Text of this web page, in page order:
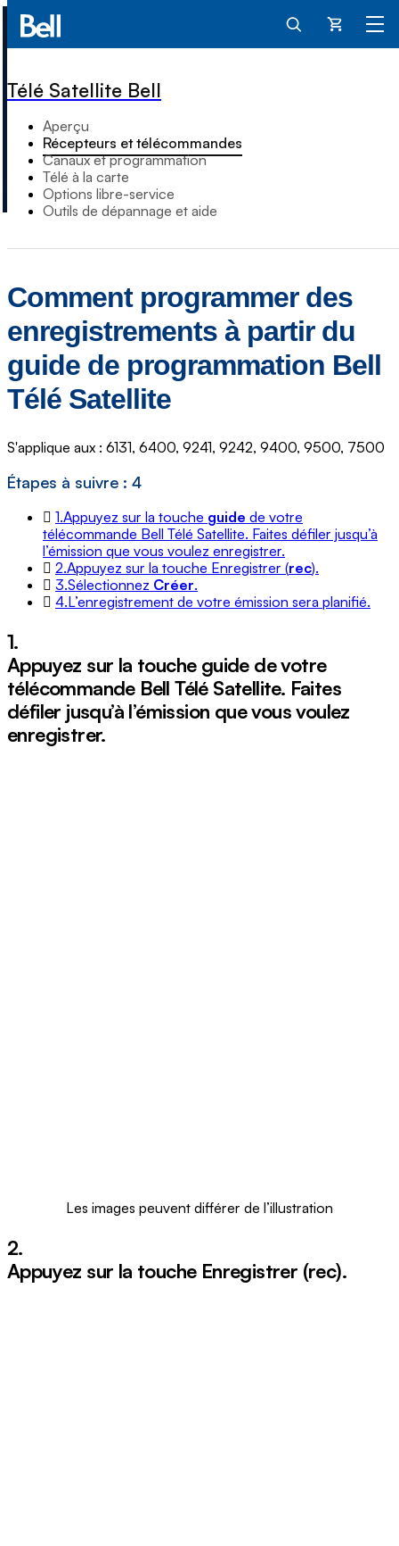
Panier
Télé Satellite Bell
Aperçu
Récepteurs et télécommandes
Canaux et programmation
Télé à la carte
Options libre-service
Outils de dépannage et aide
Comment programmer des
enregistrements à partir du
guide de programmation Bell
Télé Satellite
S'applique aux : 6131, 6400, 9241, 9242, 9400, 9500, 7500
Étapes à suivre : 4
1.Appuyez sur la touche guide de votre
télécommande Bell Télé Satellite. Faites défiler jusqu’à
l’émission que vous voulez enregistrer.
2.Appuyez sur la touche Enregistrer (rec).
3.Sélectionnez Créer.
4.L’enregistrement de votre émission sera planifié.
1.
Appuyez sur la touche guidede votre
télécommande Bell Télé Satellite. Faites
défiler jusqu’à l’émission que vous voulez
enregistrer.
Les images peuvent différer de l’illustration
2.
Appuyez sur la touche Enregistrer (rec).